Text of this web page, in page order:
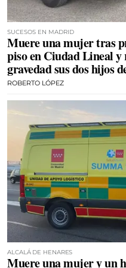
SUCESOS EN MADRID
Muere una mujer tras
piso en Ciudad Lineal
gravedad sus dos hijos
ROBERTO LÓPEZ
ALCALÁ DE HENARES
Muere una mujer y un